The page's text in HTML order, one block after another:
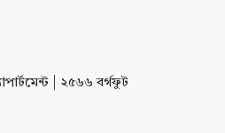
| ২৫৬৬ বর্গফুট